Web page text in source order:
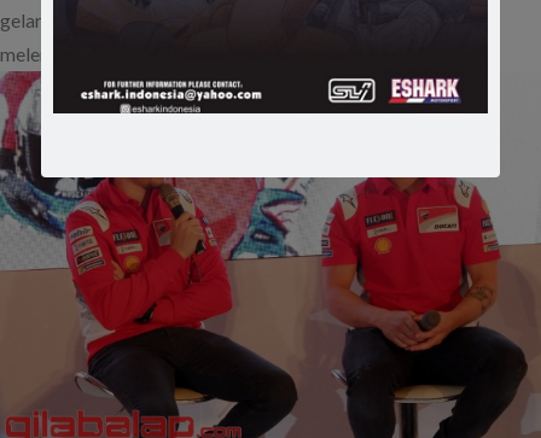
gelar juara dunia MotoGP, performa Jorge Lorenzo justru
melempem bersama tim Ducati….